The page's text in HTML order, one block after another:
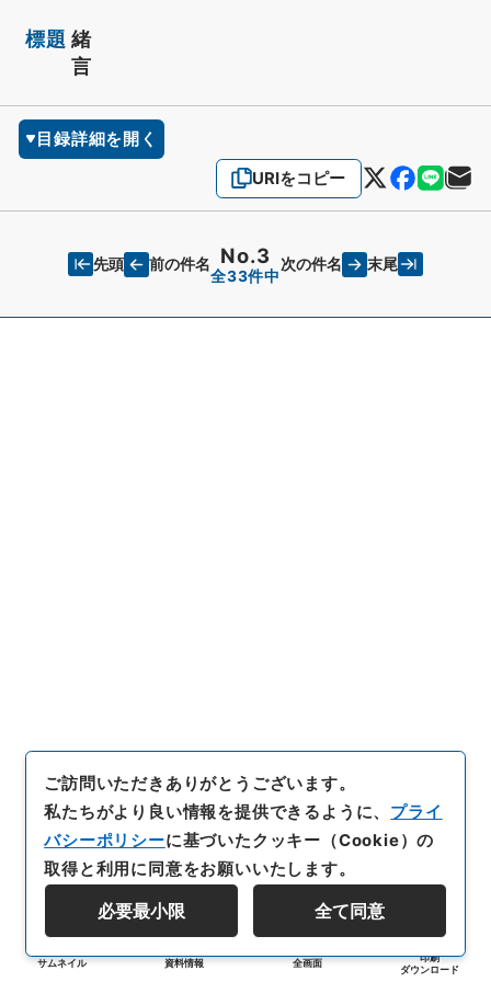
標題 緒
言
目録詳細を開く
URIをコピー
先頭 前の件名 No.3
全33件中
次の件名 末尾
サムネイル 資料情報 全画面
印刷
ダウンロード
ご訪問いただきありがとうございます。
私たちがより良い情報を提供できるように、 プライ
バシーポリシーに基づいたクッキー（Cookie）の
取得と利用に同意をお願いいたします。
必要最小限 全て同意